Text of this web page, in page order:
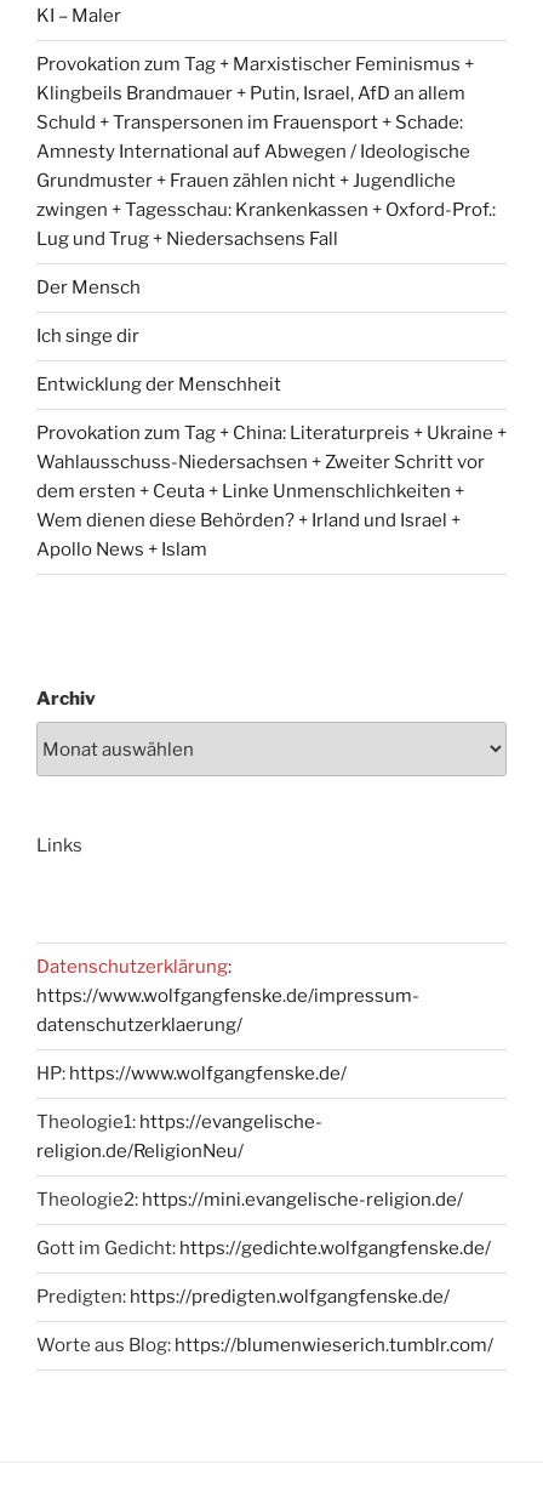
KI – Maler
Provokation zum Tag + Marxistischer Feminismus +
Klingbeils Brandmauer + Putin, Israel, AfD an allem
Schuld + Transpersonen im Frauensport + Schade:
Amnesty International auf Abwegen / Ideologische
Grundmuster + Frauen zählen nicht + Jugendliche
zwingen + Tagesschau: Krankenkassen + Oxford-Prof.:
Lug und Trug + Niedersachsens Fall
Der Mensch
Ich singe dir
Entwicklung der Menschheit
Provokation zum Tag + China: Literaturpreis + Ukraine +
Wahlausschuss-Niedersachsen + Zweiter Schritt vor
dem ersten + Ceuta + Linke Unmenschlichkeiten +
Wem dienen diese Behörden? + Irland und Israel +
Apollo News + Islam
Archiv
Links
Datenschutzerklärung:
https://www.wolfgangfenske.de/impressum-
datenschutzerklaerung/
HP: https://www.wolfgangfenske.de/
Theologie1: https://evangelische-
religion.de/ReligionNeu/
Theologie2: https://mini.evangelische-religion.de/
Gott im Gedicht: https://gedichte.wolfgangfenske.de/
Predigten: https://predigten.wolfgangfenske.de/
Worte aus Blog: https://blumenwieserich.tumblr.com/